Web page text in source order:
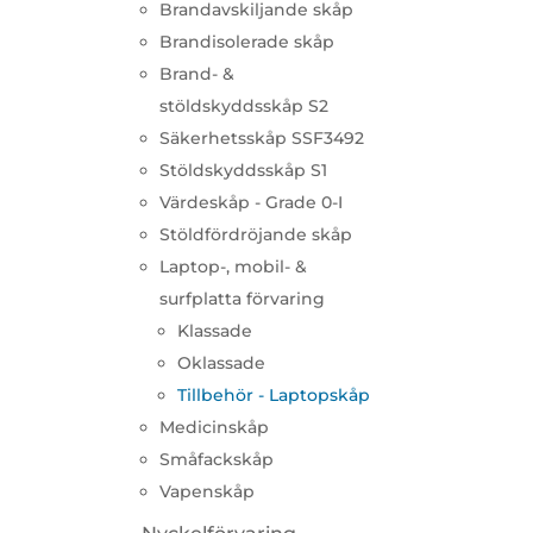
Brandavskiljande skåp
Brandisolerade skåp
Brand- &
stöldskyddsskåp S2
Säkerhetsskåp SSF3492
Stöldskyddsskåp S1
Värdeskåp - Grade 0-I
Stöldfördröjande skåp
Laptop-, mobil- &
surfplatta förvaring
Klassade
Oklassade
Tillbehör - Laptopskåp
Medicinskåp
Småfackskåp
Vapenskåp